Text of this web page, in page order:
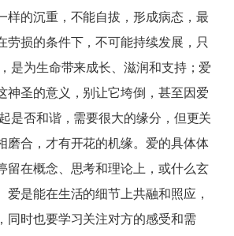
样的沉重，不能自拔，形成病态，最
劳损的条件下，不可能持续发展，只
是为生命带来成长、滋润和支持；爱
神圣的意义，别让它垮倒，甚至因爱
是否和谐，需要很大的缘分，但更关
磨合，才有开花的机缘。爱的具体体
留在概念、思考和理论上，或什么玄
爱是能在生活的细节上共融和照应，
同时也要学习关注对方的感受和需